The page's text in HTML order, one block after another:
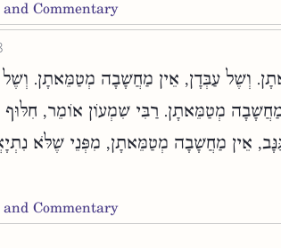
Commentary
וְשֶׁל עַבְּדָן, אֵין מַחֲשָׁבָה מְטַמֵּאתָן. וְשֶׁל
מְטַמֵּאתָן. רַבִּי שִׁמְעוֹן אוֹמֵר, חִלּוּף
אֵין מַחֲשָׁבָה מְטַמֵּאתָן, מִפְּנֵי שֶׁלֹּא
Commentary